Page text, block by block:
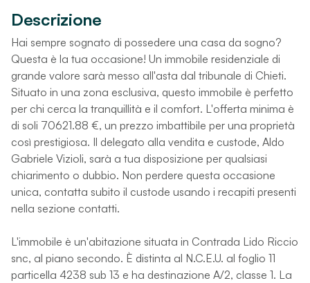
Descrizione
Hai sempre sognato di possedere una casa da sogno?
Questa è la tua occasione! Un immobile residenziale di
grande valore sarà messo all'asta dal tribunale di Chieti.
Situato in una zona esclusiva, questo immobile è perfetto
per chi cerca la tranquillità e il comfort. L'offerta minima è
di soli 70621.88 €, un prezzo imbattibile per una proprietà
così prestigiosa. Il delegato alla vendita e custode, Aldo
Gabriele Vizioli, sarà a tua disposizione per qualsiasi
chiarimento o dubbio. Non perdere questa occasione
unica, contatta subito il custode usando i recapiti presenti
nella sezione contatti.
L'immobile è un'abitazione situata in Contrada Lido Riccio
snc, al piano secondo. È distinta al N.C.E.U. al foglio 11
particella 4238 sub 13 e ha destinazione A/2, classe 1. La